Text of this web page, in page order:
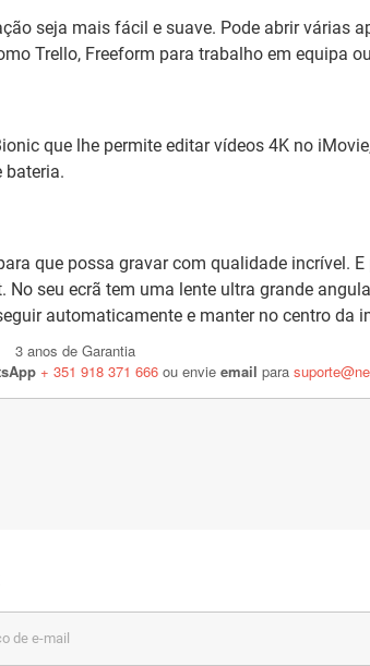
seja mais fácil e suave. Pode abrir várias
Trello, Freeform para trabalho em equipa
que lhe permite editar vídeos 4K no
bateria.
que possa gravar com qualidade incrível.
No seu ecrã tem uma lente ultra grande
automaticamente e manter no centro da
3 anos de Garantia
+ 351 918 371 666 ou envie email para